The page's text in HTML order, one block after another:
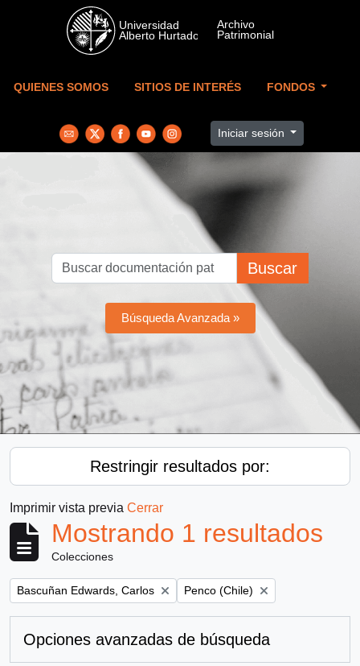
Skip to main content
QUIENES SOMOS SITIOS DE INTERÉS FONDOS
Iniciar sesión
Buscar
Búsqueda Avanzada »
Restringir resultados por:
Imprimir vista previa Cerrar
Mostrando 1 resultados
Colecciones
Remove filter:
Bascuñan Edwards, Carlos Remove filter:
Penco (Chile)
Opciones avanzadas de búsqueda